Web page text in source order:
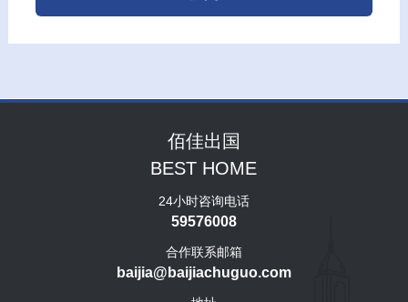
佰佳出国
BEST HOME
24小时咨询电话
59576008
合作联系邮箱
baijia@baijiachuguo.com